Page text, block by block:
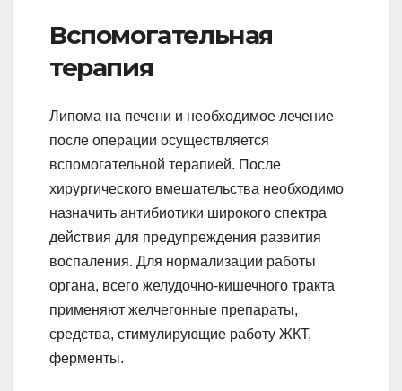
Вспомогательная
терапия
Липома на печени и необходимое лечение
после операции осуществляется
вспомогательной терапией. После
хирургического вмешательства необходимо
назначить антибиотики широкого спектра
действия для предупреждения развития
воспаления. Для нормализации работы
органа, всего желудочно-кишечного тракта
применяют желчегонные препараты,
средства, стимулирующие работу ЖКТ,
ферменты.